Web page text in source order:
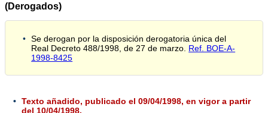
(Derogados)
Se derogan por la disposición derogatoria única del
Real Decreto 488/1998, de 27 de marzo. Ref. BOE-A-
1998-8425
Texto añadido, publicado el 09/04/1998, en vigor a partir
del 10/04/1998.